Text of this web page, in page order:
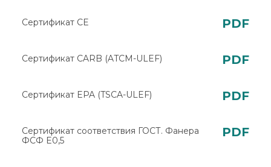
Сертификат CE PDF
Сертификат CARB (ATCM-ULEF) PDF
Сертификат EPA (TSCA-ULEF) PDF
Сертификат соответствия ГОСТ. Фанера
ФСФ E0,5
PDF